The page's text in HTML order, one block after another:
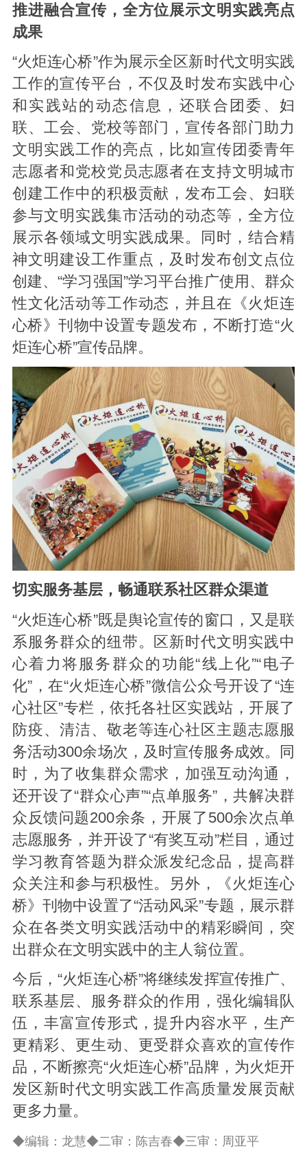
推进融合宣传，全方位展示文明实践亮点
成果
“火炬连心桥”作为展示全区新时代文明实践
工作的宣传平台，不仅及时发布实践中心
和实践站的动态信息，还联合团委、妇
联、工会、党校等部门，宣传各部门助力
文明实践工作的亮点，比如宣传团委青年
志愿者和党校党员志愿者在支持文明城市
创建工作中的积极贡献，发布工会、妇联
参与文明实践集市活动的动态等，全方位
展示各领域文明实践成果。同时，结合精
神文明建设工作重点，及时发布创文点位
创建、“学习强国”学习平台推广使用、群众
性文化活动等工作动态，并且在《火炬连
心桥》刊物中设置专题发布，不断打造“火
炬连心桥”宣传品牌。
切实服务基层，畅通联系社区群众渠道
“火炬连心桥”既是舆论宣传的窗口，又是联
系服务群众的纽带。区新时代文明实践中
心着力将服务群众的功能“线上化”“电子
化”，在“火炬连心桥”微信公众号开设了“连
心社区”专栏，依托各社区实践站，开展了
防疫、清洁、敬老等连心社区主题志愿服
务活动300余场次，及时宣传服务成效。同
时，为了收集群众需求，加强互动沟通，
还开设了“群众心声”“点单服务”，共解决群
众反馈问题200余条，开展了500余次点单
志愿服务，并开设了“有奖互动”栏目，通过
学习教育答题为群众派发纪念品，提高群
众关注和参与积极性。另外，《火炬连心
桥》刊物中设置了“活动风采”专题，展示群
众在各类文明实践活动中的精彩瞬间，突
出群众在文明实践中的主人翁位置。
今后，“火炬连心桥”将继续发挥宣传推广、
联系基层、服务群众的作用，强化编辑队
伍，丰富宣传形式，提升内容水平，生产
更精彩、更生动、更受群众喜欢的宣传作
品，不断擦亮“火炬连心桥”品牌，为火炬开
发区新时代文明实践工作高质量发展贡献
更多力量。
◆编辑：龙慧◆二审：陈吉春◆三审：周亚平